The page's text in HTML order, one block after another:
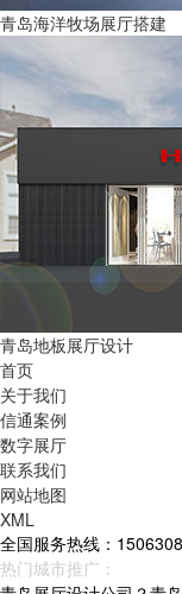
青岛海洋牧场展厅搭建
青岛地板展厅设计
首页
关于我们
信通案例
数字展厅
联系我们
网站地图
XML
全国服务热线：
热门城市推广：